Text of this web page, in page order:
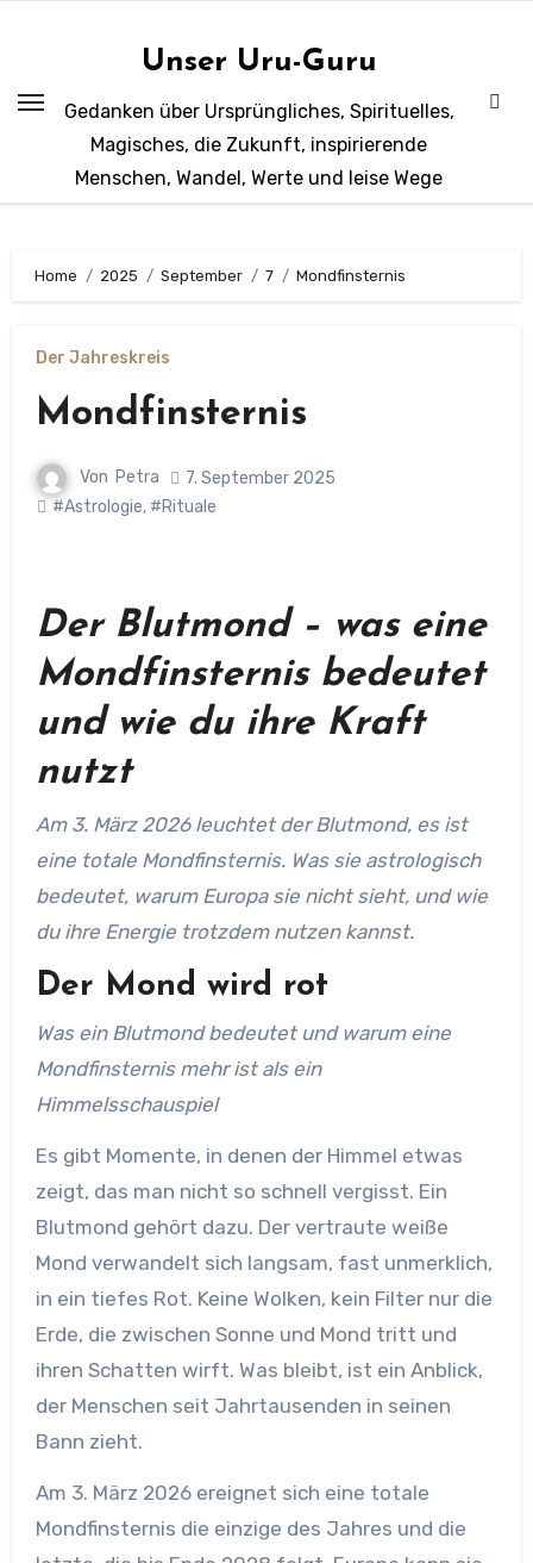
Unser Uru-Guru
Gedanken über Ursprüngliches, Spirituelles,
Magisches, die Zukunft, inspirierende
Menschen, Wandel, Werte und leise Wege
Home 2025 September 7 Mondfinsternis
Der Jahreskreis
Mondfinsternis
Von Petra
7. September 2025
#Astrologie, #Rituale
Der Blutmond – was eine
Mondfinsternis bedeutet
und wie du ihre Kraft
nutzt
Am 3. März 2026 leuchtet der Blutmond, es ist
eine totale Mondfinsternis. Was sie astrologisch
bedeutet, warum Europa sie nicht sieht, und wie
du ihre Energie trotzdem nutzen kannst.
Der Mond wird rot
Was ein Blutmond bedeutet und warum eine
Mondfinsternis mehr ist als ein
Himmelsschauspiel
Es gibt Momente, in denen der Himmel etwas
zeigt, das man nicht so schnell vergisst. Ein
Blutmond gehört dazu. Der vertraute weiße
Mond verwandelt sich langsam, fast unmerklich,
in ein tiefes Rot. Keine Wolken, kein Filter nur die
Erde, die zwischen Sonne und Mond tritt und
ihren Schatten wirft. Was bleibt, ist ein Anblick,
der Menschen seit Jahrtausenden in seinen
Bann zieht.
Am 3. März 2026 ereignet sich eine totale
Mondfinsternis die einzige des Jahres und die